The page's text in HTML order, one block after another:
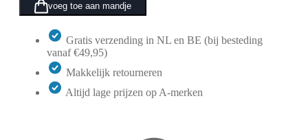
voeg toe aan mandje
Gratis verzending in NL en BE (bij besteding
vanaf €49,95)
Makkelijk retourneren
Altijd lage prijzen op A-merken